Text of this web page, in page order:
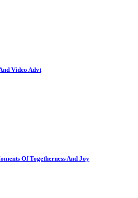
Video Advt
Of Togetherness And Joy